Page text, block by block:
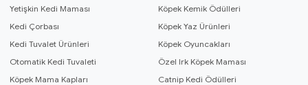
Yetişkin Kedi Maması
Köpek Kemik Ödülleri
Kedi Çorbası
Köpek Yaz Ürünleri
Kedi Tuvalet Ürünleri
Köpek Oyuncakları
Otomatik Kedi Tuvaleti
Özel Irk Köpek Maması
Köpek Mama Kapları
Catnip Kedi Ödülleri